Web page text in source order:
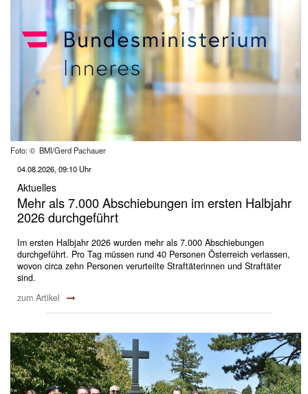
Foto: © BMI/Gerd Pachauer
04.08.2026, 09:10 Uhr
Aktuelles
Mehr als 7.000 Abschiebungen im ersten Halbjahr
2026 durchgeführt
Im ersten Halbjahr 2026 wurden mehr als 7.000 Abschiebungen
durchgeführt. Pro Tag müssen rund 40 Personen Österreich verlassen,
wovon circa zehn Personen verurteilte Straftäterinnen und Straftäter
sind.
zum Artikel